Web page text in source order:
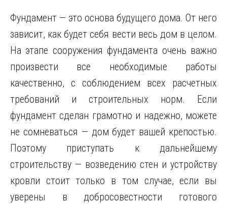
Фундамент — это основа будущего дома. От него
зависит, как будет себя вести весь дом в целом.
На этапе сооружения фундамента очень важно
произвести все необходимые работы
качественно, с соблюдением всех расчетных
требований и строительных норм. Если
фундамент сделан грамотно и надежно, можете
не сомневаться — дом будет вашей крепостью.
Поэтому приступать к дальнейшему
строительству — возведению стен и устройству
кровли стоит только в том случае, если вы
уверены в добросовестности готового